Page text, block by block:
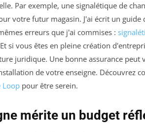
Par exemple, une signalétique de
votre futur magasin. J'ai écrit un guide
erreurs que j'ai commises :
si vous êtes en pleine création
juridique. Une bonne assurance peut
de votre enseigne. Découvrez
Loop pour être serein.
mérite un budget